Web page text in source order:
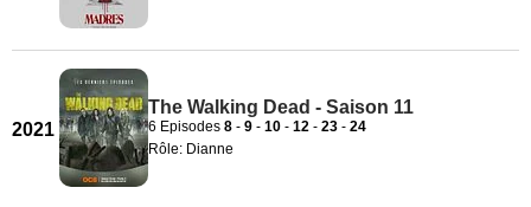
2021
The Walking Dead - Saison 11
6 Episodes 8 - 9 - 10 - 12 - 23 - 24
Rôle: Dianne